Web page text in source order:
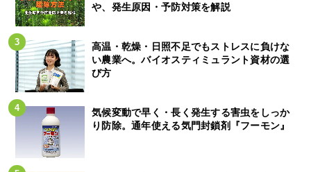
や、発生原因・予防対策を解説
高温・乾燥・日照不足でもストレスに負けな
い農業へ。バイオスティミュラント資材の選
び方
気候変動で早く・長く発生する害虫をしっか
り防除。通年使える気門封鎖剤『フーモン』